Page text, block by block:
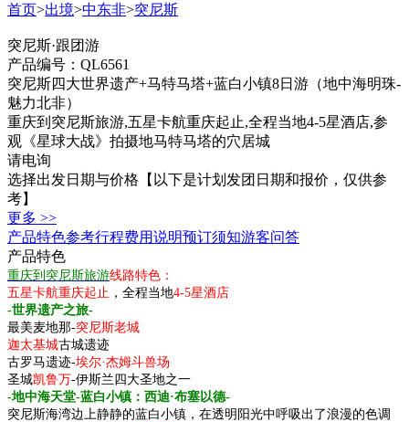
首页>出境>中东非>突尼斯
突尼斯·跟团游
产品编号：QL6561
突尼斯四大世界遗产+马特马塔+蓝白小镇8日游 （地中海明珠-
魅力北非）
重庆到突尼斯旅游,五星卡航重庆起止,全程当地4-5星酒店,参
观《星球大战》拍摄地马特马塔的穴居城
请电询
选择出发日期与价格 【以下是计划发团日期和报价，仅供参
考】
更多 >>
产品特色参考行程费用说明预订须知游客问答
产品特色
重庆到突尼斯旅游线路特色：
五星卡航重庆起止 ，全程当地4-5星酒店
-世界遗产之旅-
最美麦地那-突尼斯老城
迦太基城古城遗迹
古罗马遗迹-埃尔·杰姆斗兽场
圣城凯鲁万-伊斯兰四大圣地之一
-地中海天堂-蓝白小镇：西迪·布塞以德-
突尼斯海湾边上静静的蓝白小镇，在透明阳光中呼吸出了浪漫的色调